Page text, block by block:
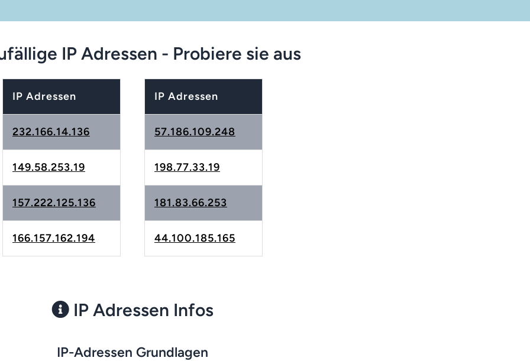
IP Adressen - Probiere sie aus
IP Adressen
232.166.14.136
149.58.253.19
157.222.125.136
166.157.162.194
IP Adressen
57.186.109.248
198.77.33.19
181.83.66.253
44.100.185.165
IP Adressen Infos
IP-Adressen Grundlagen